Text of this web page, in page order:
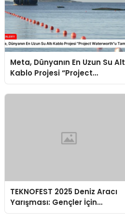
Meta, Dünyanın En Uzun Su
Kablo Projesi “Project
Waterworth”u Tamamladı
TEKNOFEST 2025 Deniz Aracı
Yarışması: Gençler İçin
Teknoloji Fırsatı